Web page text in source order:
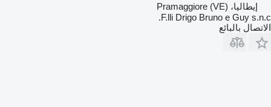
إيطاليا، Pramaggiore (VE)
F.lli Drigo Bruno e Guy s.n.c.
الاتصال بالبائع